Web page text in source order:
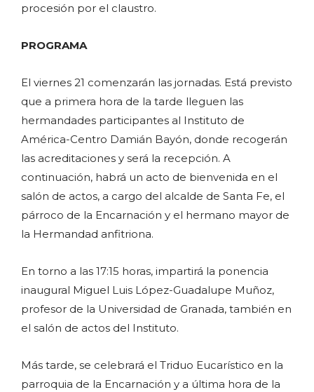
procesión por el claustro.
PROGRAMA
El viernes 21 comenzarán las jornadas. Está previsto
que a primera hora de la tarde lleguen las
hermandades participantes al Instituto de
América-Centro Damián Bayón, donde recogerán
las acreditaciones y será la recepción. A
continuación, habrá un acto de bienvenida en el
salón de actos, a cargo del alcalde de Santa Fe, el
párroco de la Encarnación y el hermano mayor de
la Hermandad anfitriona.
En torno a las 17:15 horas, impartirá la ponencia
inaugural Miguel Luis López-Guadalupe Muñoz,
profesor de la Universidad de Granada, también en
el salón de actos del Instituto.
Más tarde, se celebrará el Triduo Eucarístico en la
parroquia de la Encarnación y a última hora de la